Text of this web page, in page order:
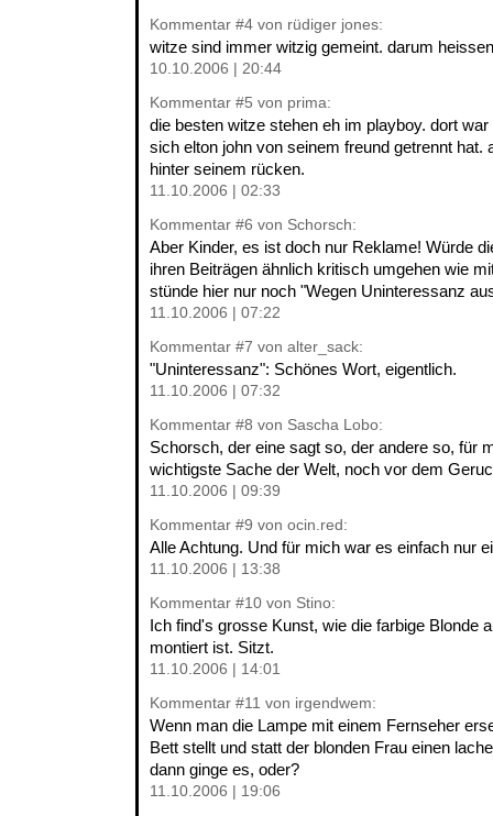
Kommentar #4 von rüdiger jones:
witze sind immer witzig gemeint. darum
10.10.2006 | 20:44
Kommentar #5 von prima:
die besten witze stehen eh im playboy. dort
sich elton john von seinem freund getrennt hat.
hinter seinem rücken.
11.10.2006 | 02:33
Kommentar #6 von Schorsch:
Aber Kinder, es ist doch nur Reklame! Würde
ihren Beiträgen ähnlich kritisch umgehen wie
stünde hier nur noch "Wegen Uninteressanz
11.10.2006 | 07:22
Kommentar #7 von alter_sack:
"Uninteressanz": Schönes Wort, eigentlich.
11.10.2006 | 07:32
Kommentar #8 von Sascha Lobo:
Schorsch, der eine sagt so, der andere so, für
wichtigste Sache der Welt, noch vor dem
11.10.2006 | 09:39
Kommentar #9 von ocin.red:
Alle Achtung. Und für mich war es einfach nur
11.10.2006 | 13:38
Kommentar #10 von Stino:
Ich find's grosse Kunst, wie die farbige Blonde
montiert ist. Sitzt.
11.10.2006 | 14:01
Kommentar #11 von irgendwem:
Wenn man die Lampe mit einem Fernseher
Bett stellt und statt der blonden Frau einen
dann ginge es, oder?
11.10.2006 | 19:06